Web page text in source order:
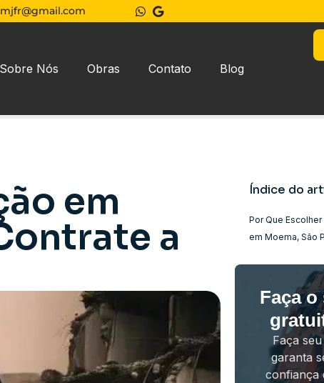
Sobre Nós Obras Contato Blog
em
a
Índice do
Por Que
em Moema, São
Faça
Faça
garanta
confiança